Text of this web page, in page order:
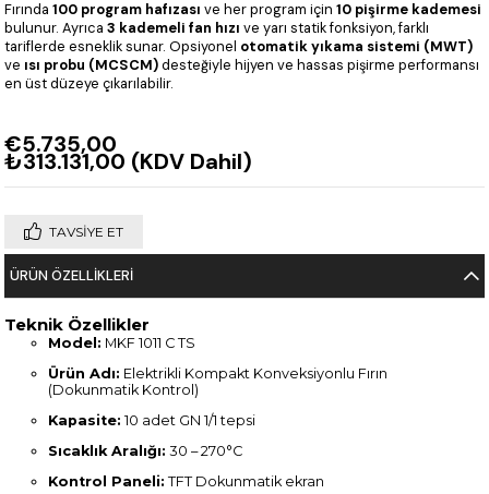
Fırında100 program hafızası ve her program için10 pişirme kademesi
bulunur. Ayrıca3 kademeli fan hızı ve yarı statik fonksiyon, farklı
tariflerde esneklik sunar. Opsiyonel otomatik yıkama sistemi (MWT)
ve ısı probu (MCSCM)desteğiyle hijyen ve hassas pişirme performansı
en üst düzeye çıkarılabilir.
€5.735,00
₺313.131,00 (KDV Dahil)
TAVSIYE ET
ÜRÜN ÖZELLIKLERI
Teknik Özellikler
Model: MKF 1011 C TS
Ürün Adı: Elektrikli Kompakt Konveksiyonlu Fırın
(Dokunmatik Kontrol)
Kapasite: 10 adet GN 1/1 tepsi
Sıcaklık Aralığı: 30 – 270°C
Kontrol Paneli: TFT Dokunmatik ekran